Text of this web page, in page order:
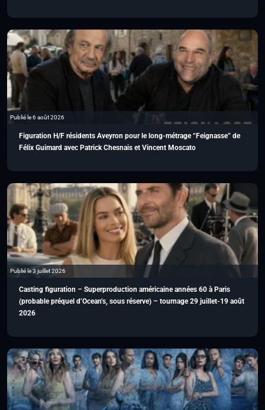
Publié le 6 août 2026
Figuration H/F résidents Aveyron pour le long-métrage “Feignasse” de
Félix Guimard avec Patrick Chesnais et Vincent Moscato
Publié le 3 juillet 2026
Casting figuration – Superproduction américaine années 60 à Paris
(probable préquel d’Ocean’s, sous réserve) – tournage 29 juillet-19 août
2026